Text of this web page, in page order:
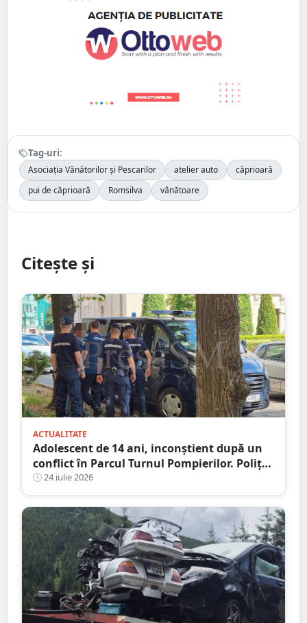
Tag-uri:
Asociația Vânătorilor și Pescarilor atelier auto
căprioară
pui de căprioară
Romsilva vânătoare
Citește și
ACTUALITATE
Adolescent de 14 ani, inconștient după un
conflict în Parcul Turnul Pompierilor. Poliția
a deschis dosar penal
24 iulie 2026